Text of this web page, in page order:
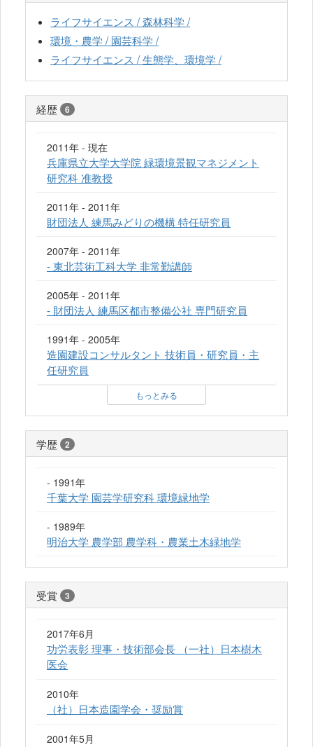
ライフサイエンス / 森林科学 /
環境・農学 / 園芸科学 /
ライフサイエンス / 生態学、環境学 /
経歴 6
2011年 - 現在
兵庫県立大学大学院 緑環境景観マネジメント
研究科 准教授
2011年 - 2011年
財団法人 練馬みどりの機構 特任研究員
2007年 - 2011年
- 東北芸術工科大学 非常勤講師
2005年 - 2011年
- 財団法人 練馬区都市整備公社 専門研究員
1991年 - 2005年
造園建設コンサルタント 技術員・研究員・主
任研究員
もっとみる
学歴 2
- 1991年
千葉大学 園芸学研究科 環境緑地学
- 1989年
明治大学 農学部 農学科・農業土木緑地学
受賞 3
2017年6月
功労表彰 理事・技術部会長 （一社）日本樹木
医会
2010年
（社）日本造園学会・奨励賞
2001年5月